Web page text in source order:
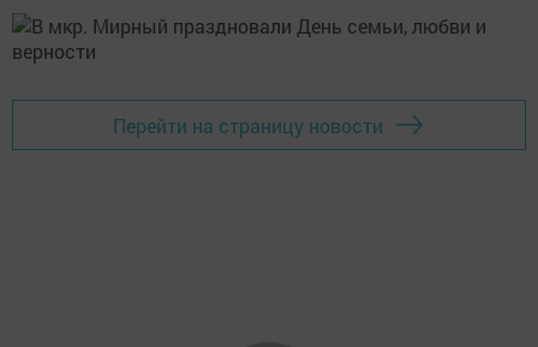
Перейти на страницу новости